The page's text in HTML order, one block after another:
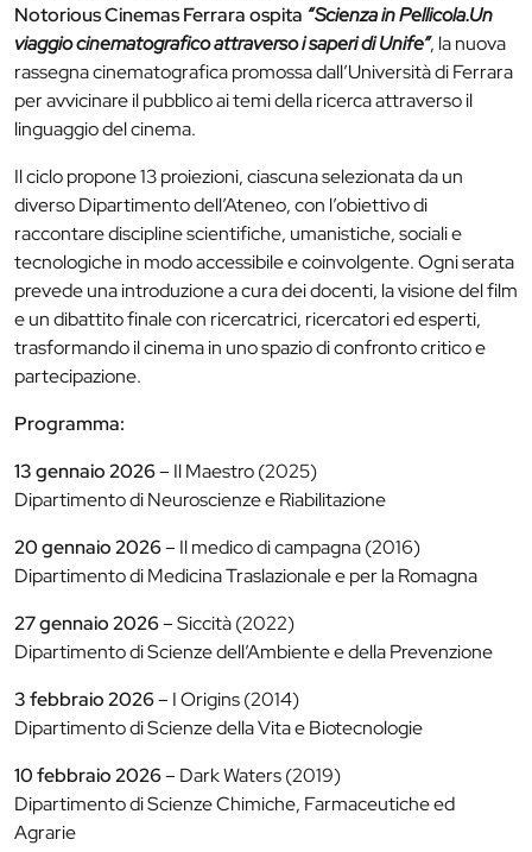
Notorious Cinemas Ferrara ospita “Scienza in Pellicola.Un
viaggio cinematografico attraverso i saperi di Unife”, la nuova
rassegna cinematografica promossa dall’Università di Ferrara
per avvicinare il pubblico ai temi della ricerca attraverso il
linguaggio del cinema.
Il ciclo propone 13 proiezioni, ciascuna selezionata da un
diverso Dipartimento dell’Ateneo, con l’obiettivo di
raccontare discipline scientifiche, umanistiche, sociali e
tecnologiche in modo accessibile e coinvolgente. Ogni serata
prevede una introduzione a cura dei docenti, la visione del film
e un dibattito finale con ricercatrici, ricercatori ed esperti,
trasformando il cinema in uno spazio di confronto critico e
partecipazione.
Programma:
13 gennaio 2026– Il Maestro (2025)
Dipartimento di Neuroscienze e Riabilitazione
20 gennaio 2026– Il medico di campagna (2016)
Dipartimento di Medicina Traslazionale e per la Romagna
27 gennaio 2026– Siccità (2022)
Dipartimento di Scienze dell’Ambiente e della Prevenzione
3 febbraio 2026– I Origins (2014)
Dipartimento di Scienze della Vita e Biotecnologie
10 febbraio 2026– Dark Waters (2019)
Dipartimento di Scienze Chimiche, Farmaceutiche ed
Agrarie